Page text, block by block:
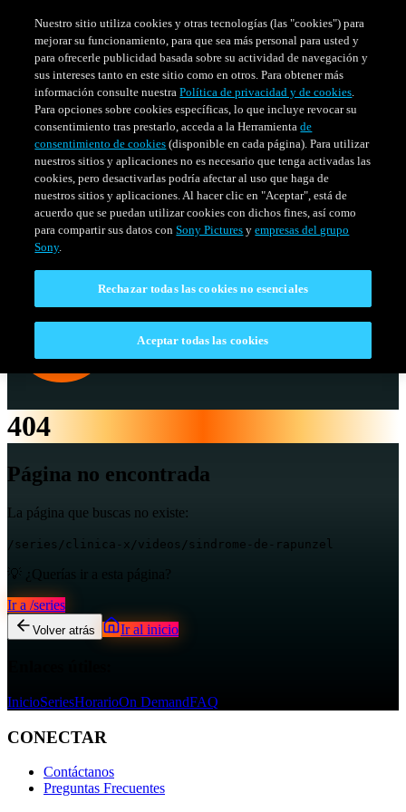
SERIESHORARIO
Venezuela
404
Página no encontrada
La página que buscas no existe:
/series/clinica-x/videos/sindrome-de-rapunzel
💡 ¿Querías ir a esta página?
Ir a /series
Volver atrás Ir al inicio
InicioSeriesHorarioOn DemandFAQ
CONECTAR
Contáctanos
Preguntas Frecuentes
Nuestro sitio utiliza cookies y otras tecnologías (las "cookies") para
mejorar su funcionamiento, para que sea más personal para usted y
para ofrecerle publicidad basada sobre su actividad de navegación y
sus intereses tanto en este sitio como en otros. Para obtener más
información consulte nuestraPolítica de privacidad y de cookies.
Para opciones sobre cookies específicas, lo que incluye revocar su
consentimiento tras prestarlo, acceda a la Herramientade
consentimiento de cookies (disponible en cada página). Para utilizar
nuestros sitios y aplicaciones no es necesario que tenga activadas las
cookies, pero desactivarlas podría afectar al uso que haga de
nuestros sitios y aplicaciones. Al hacer clic en "Aceptar", está de
acuerdo que se puedan utilizar cookies con dichos fines, así como
para compartir sus datos conSony Pictures yempresas del grupo
Sony.
Rechazar todas las cookies no esenciales
Aceptar todas las cookies